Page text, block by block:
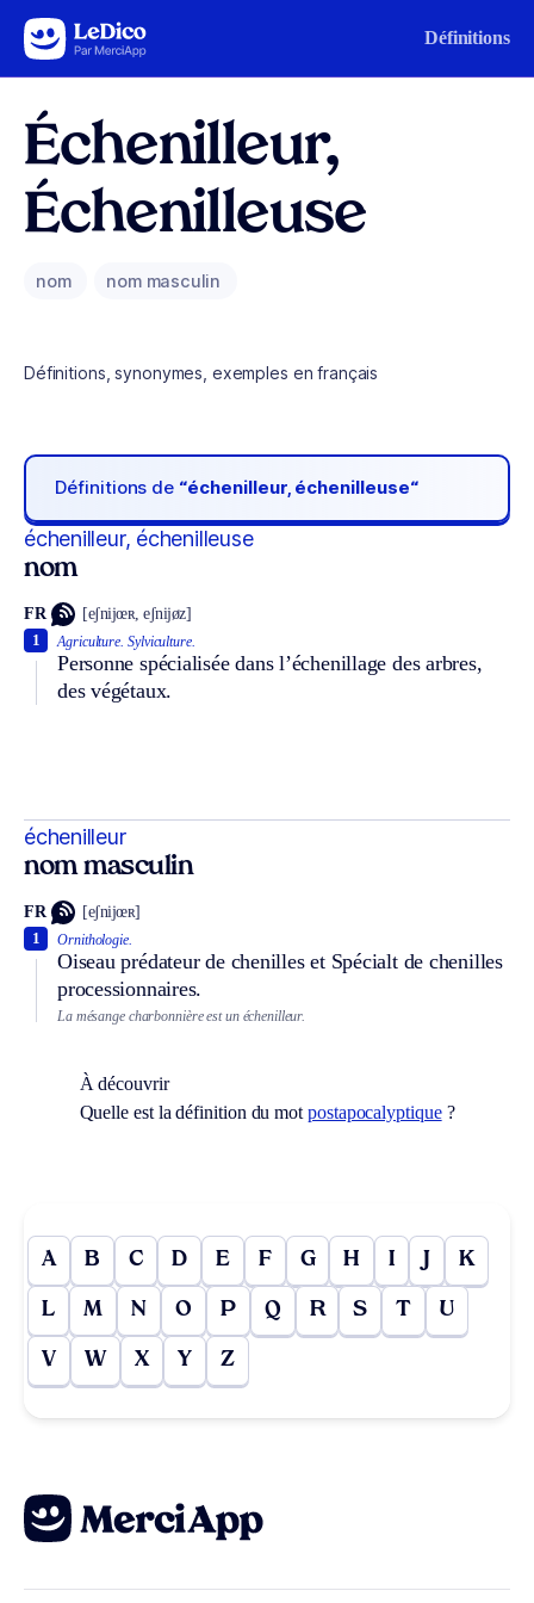
Aller au contenu Définitions
Échenilleur,
Échenilleuse
nom nom masculin
Définitions, synonymes, exemples en français
Définitions de “échenilleur, échenilleuse“
échenilleur, échenilleuse
nom
FR [eʃnijœʀ, eʃnijøz]
Agriculture. Sylviculture.
Personne spécialisée dans l’échenillage des arbres,
des végétaux.
1
échenilleur
nom masculin
FR [eʃnijœʀ]
Ornithologie.
Oiseau prédateur de chenilles et Spécialt de chenilles
processionnaires.
1
La mésange charbonnière est un échenilleur.
À découvrir
Quelle est la définition du mot postapocalyptique?
A B C D E F G H I J K
L M N O P Q R S T U
V W X Y Z